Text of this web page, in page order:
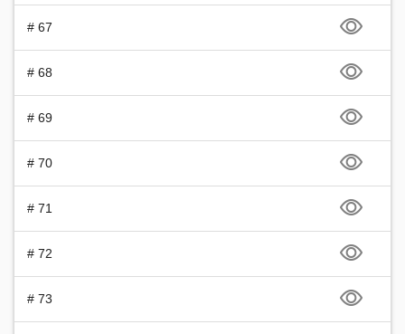
# 67
# 68
# 69
# 70
# 71
# 72
# 73